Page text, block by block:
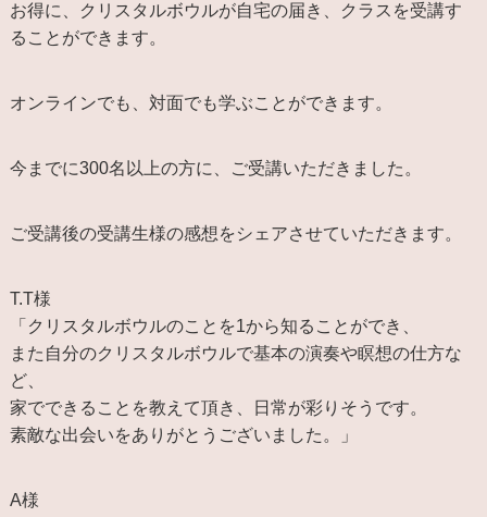
お得に、クリスタルボウルが自宅の届き、クラスを受講す
ることができます。
オンラインでも、対面でも学ぶことができます。
今までに300名以上の方に、ご受講いただきました。
ご受講後の受講生様の感想をシェアさせていただきます。
T.T様
「クリスタルボウルのことを1から知ることができ、
また自分のクリスタルボウルで基本の演奏や瞑想の仕方な
ど、
家でできることを教えて頂き、日常が彩りそうです。
素敵な出会いをありがとうございました。」
A様